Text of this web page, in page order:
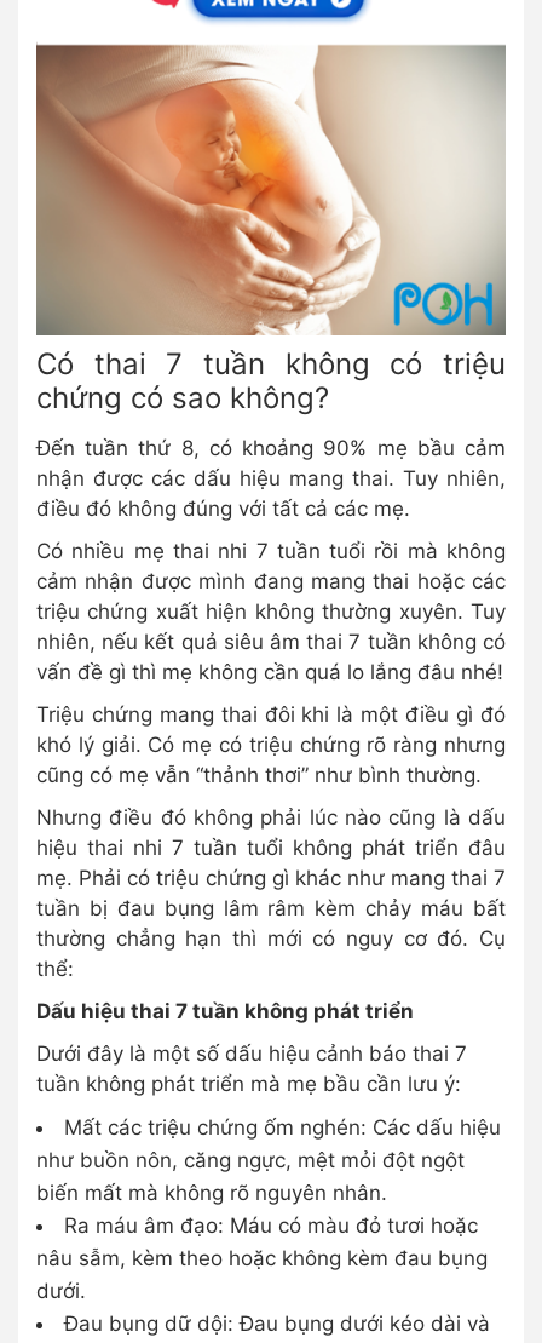
Có thai 7 tuần không có triệu
chứng có sao không?
Đến tuần thứ 8, có khoảng 90% mẹ bầu cảm
nhận được các dấu hiệu mang thai. Tuy nhiên,
điều đó không đúng với tất cả các mẹ.
Có nhiều mẹ thai nhi 7 tuần tuổi rồi mà không
cảm nhận được mình đang mang thai hoặc các
triệu chứng xuất hiện không thường xuyên. Tuy
nhiên, nếu kết quả siêu âm thai 7 tuần không có
vấn đề gì thì mẹ không cần quá lo lắng đâu nhé!
Triệu chứng mang thai đôi khi là một điều gì đó
khó lý giải. Có mẹ có triệu chứng rõ ràng nhưng
cũng có mẹ vẫn “thảnh thơi” như bình thường.
Nhưng điều đó không phải lúc nào cũng là dấu
hiệu thai nhi 7 tuần tuổi không phát triển đâu
mẹ. Phải có triệu chứng gì khác như mang thai 7
tuần bị đau bụng lâm râm kèm chảy máu bất
thường chẳng hạn thì mới có nguy cơ đó. Cụ
thể:
Dấu hiệu thai 7 tuần không phát triển
Dưới đây là một số dấu hiệu cảnh báo thai 7
tuần không phát triển mà mẹ bầu cần lưu ý:
Mất các triệu chứng ốm nghén: Các dấu hiệu
như buồn nôn, căng ngực, mệt mỏi đột ngột
biến mất mà không rõ nguyên nhân.
Ra máu âm đạo: Máu có màu đỏ tươi hoặc
nâu sẫm, kèm theo hoặc không kèm đau bụng
dưới.
Đau bụng dữ dội: Đau bụng dưới kéo dài và